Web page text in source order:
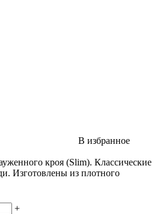
В избранное
кроя (Slim). Классические
Изготовлены из плотного
+